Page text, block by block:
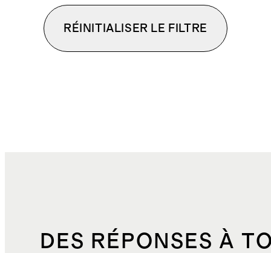
RÉINITIALISER LE FILTRE
DES RÉPONSES À